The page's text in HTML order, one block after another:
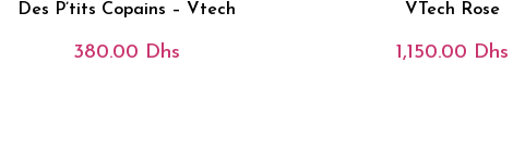
Des P’tits Copains – Vtech
380.00 Dhs
VTech Rose
1,150.00 Dhs